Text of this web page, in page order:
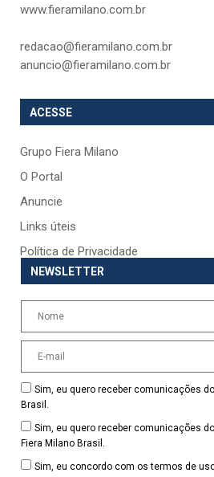
www.fieramilano.com.br
redacao@fieramilano.com.br
anuncio@fieramilano.com.br
ACESSE
Grupo Fiera Milano
O Portal
Anuncie
Links úteis
Política de Privacidade
NEWSLETTER
Sim, eu quero receber comunicações
Brasil.
Sim, eu quero receber comunicações
Fiera Milano Brasil.
Sim, eu concordo com os termos de